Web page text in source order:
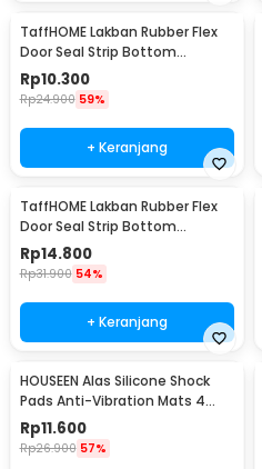
TaffHOME Lakban Rubber Flex
Door Seal Strip Bottom
Waterproof 25mmx5M - TP39
Rp10.300
Rp24.900 59%
+ Keranjang
TaffHOME Lakban Rubber Flex
Door Seal Strip Bottom
Waterproof 45mmx5M - TP39
Rp14.800
Rp31.900 54%
+ Keranjang
HOUSEEN Alas Silicone Shock
Pads Anti-Vibration Mats 4
PCS - NY522
Rp11.600
Rp26.900 57%